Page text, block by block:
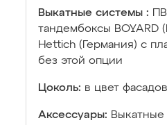
Выкатные системы :
тандембоксы BOYARD
Hettich (Германия) с
без этой опции
Цоколь: в цвет
Аксессуары: